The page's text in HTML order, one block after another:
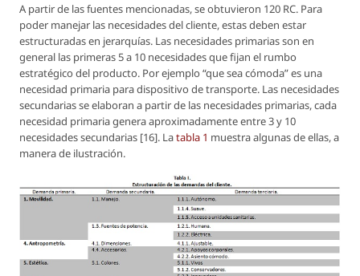
A partir de las fuentes mencionadas, se obtuvieron 120 RC. Para
poder manejar las necesidades del cliente, estas deben estar
estructuradas en jerarquías. Las necesidades primarias son en
general las primeras 5 a 10 necesidades que fijan el rumbo
estratégico del producto. Por ejemplo “que sea cómoda” es una
necesidad primaria para dispositivo de transporte. Las necesidades
secundarias se elaboran a partir de las necesidades primarias, cada
necesidad primaria genera aproximadamente entre 3 y 10
necesidades secundarias [16]. Latabla 1 muestra algunas de ellas, a
manera de ilustración.